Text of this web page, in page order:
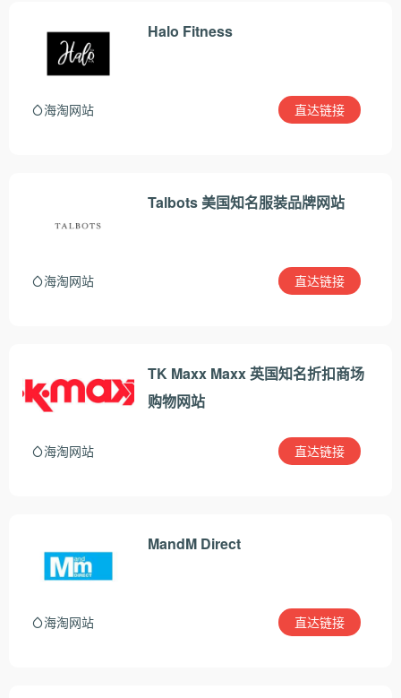
Halo Fitness
海淘网站 直达链接
Talbots 美国知名服装品牌网站
海淘网站 直达链接
TK Maxx Maxx 英国知名折扣商场
购物网站
海淘网站 直达链接
MandM Direct
海淘网站 直达链接